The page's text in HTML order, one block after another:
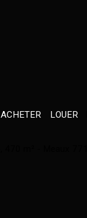
ACHETER LOUER